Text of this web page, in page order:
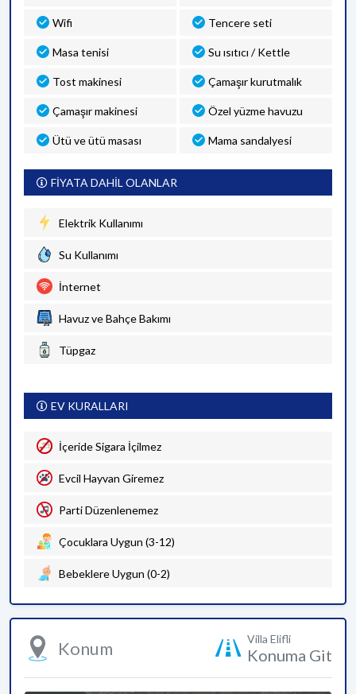
Wifi Tencere seti
Masa tenisi Su ısıtıcı / Kettle
Tost makinesi Çamaşır kurutmalık
Çamaşır makinesi Özel yüzme havuzu
Ütü ve ütü masası Mama sandalyesi
FİYATA DAHİL OLANLAR
Elektrik Kullanımı
Su Kullanımı
İnternet
Havuz ve Bahçe Bakımı
Tüpgaz
EV KURALLARI
İçeride Sigara İçilmez
Evcil Hayvan Giremez
Parti Düzenlenemez
Çocuklara Uygun (3-12)
Bebeklere Uygun (0-2)
Konum Villa Elifli
Konuma Git